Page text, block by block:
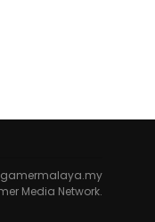
Media Network.